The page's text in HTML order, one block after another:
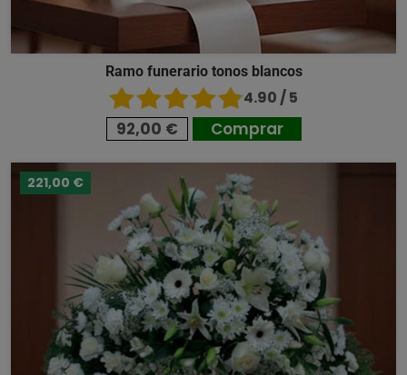
Ramo funerario tonos blancos
4.90 / 5
92,00 € Comprar
221,00 €